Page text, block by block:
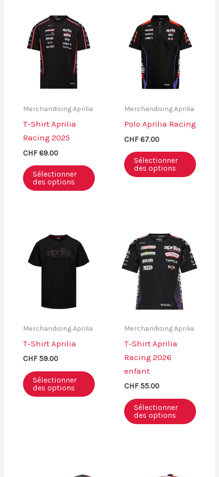
Merchandising Aprilia
T-Shirt Aprilia
Racing 2025
CHF69.00
Sélectionner
des options
Merchandising Aprilia
Polo Aprilia Racing
CHF67.00
Sélectionner
des options
Merchandising Aprilia
T-Shirt Aprilia
CHF59.00
Sélectionner
des options
Merchandising Aprilia
T-Shirt Aprilia
Racing 2026
enfant
CHF55.00
Sélectionner
des options